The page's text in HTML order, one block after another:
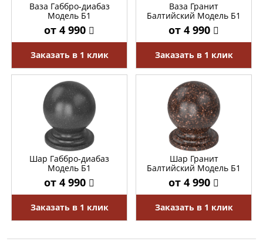
Ваза Габбро-диабаз
Модель Б1
от 4 990
Заказать в 1 клик
Ваза Гранит
Балтийский Модель Б1
от 4 990
Заказать в 1 клик
Шар Габбро-диабаз
Модель Б1
от 4 990
Заказать в 1 клик
Шар Гранит
Балтийский Модель Б1
от 4 990
Заказать в 1 клик